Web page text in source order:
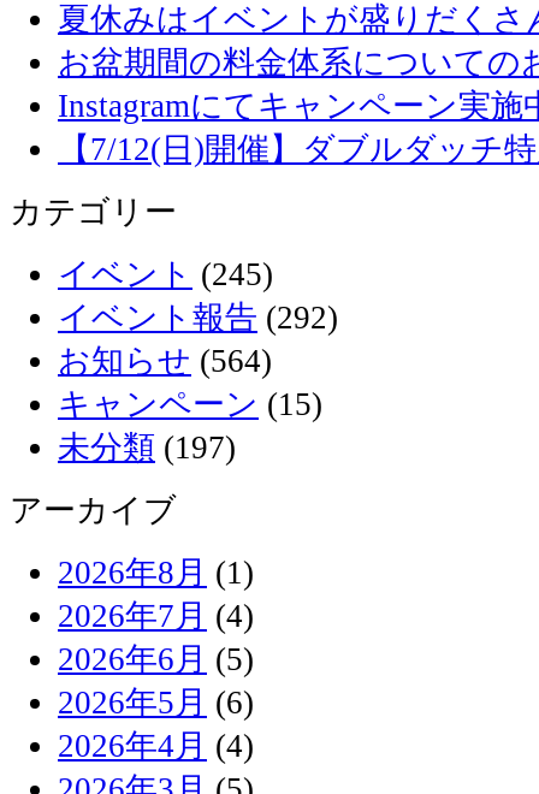
夏休みはイベントが盛りだくさ
お盆期間の料金体系についての
Instagramにてキャンペーン実施
【7/12(日)開催】ダブルダッチ
カテゴリー
イベント (245)
イベント報告 (292)
お知らせ (564)
キャンペーン (15)
未分類 (197)
アーカイブ
2026年8月 (1)
2026年7月 (4)
2026年6月 (5)
2026年5月 (6)
2026年4月 (4)